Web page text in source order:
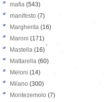
mafia (543)
manifesto (7)
Margherita (16)
Maroni (171)
Mastella (16)
Mattarella (60)
Meloni (14)
Milano (300)
Montezemolo (7)